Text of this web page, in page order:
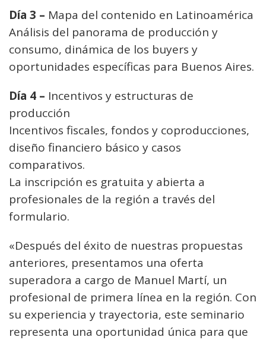
Día 3 – Mapa del contenido en Latinoamérica
Análisis del panorama de producción y
consumo, dinámica de los buyers y
oportunidades específicas para Buenos Aires.
Día 4 – Incentivos y estructuras de
producción
Incentivos fiscales, fondos y coproducciones,
diseño financiero básico y casos
comparativos.
La inscripción es gratuita y abierta a
profesionales de la región a través del
formulario.
«Después del éxito de nuestras propuestas
anteriores, presentamos una oferta
superadora a cargo de Manuel Martí, un
profesional de primera línea en la región. Con
su experiencia y trayectoria, este seminario
representa una oportunidad única para que